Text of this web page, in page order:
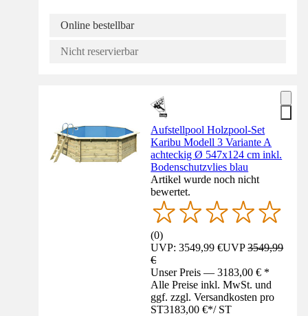
Online bestellbar
Nicht reservierbar
Aufstellpool Holzpool-Set
Karibu Modell 3 Variante A
achteckig Ø 547x124 cm inkl.
Bodenschutzvlies blau
Artikel wurde noch nicht
bewertet.
(0)
UVP: 3549,99 €UVP3549,99
€
Unser Preis — 3183,00 € *
Alle Preise inkl. MwSt. und
ggf. zzgl. Versandkosten pro
ST3183,00 €*/ ST